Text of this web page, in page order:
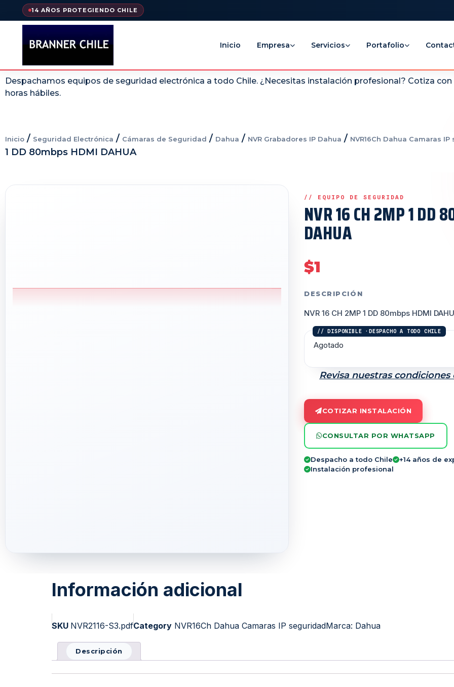
14 AÑOS PROTEGIENDO CHILE
Inicio Empresa Servicios Portafolio
Despachamos equipos de seguridad electrónica a todo Chile. ¿Necesitas instalación profesional? Cotiza
horas hábiles.
Inicio / Seguridad Electrónica / Cámaras de Seguridad / Dahua / NVR Grabadores IP Dahua / NVR16Ch Dahua Camaras
1 DD 80mbps HDMI DAHUA
NVR 16 CH 2MP 1 DD
DAHUA
$1
DESCRIPCIÓN
NVR 16 CH 2MP 1 DD 80mbps HDMI
Agotado
Revisa nuestras condiciones
COTIZAR INSTALACIÓN
CONSULTAR POR WHATSAPP
Despacho a todo Chile
+14 años de
Instalación profesional
Información adicional
SKU NVR2116-S3.pdfCategory NVR16Ch Dahua Camaras IP seguridadMarca: Dahua
Descripción